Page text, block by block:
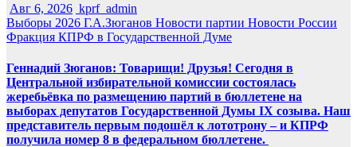
Авг 6, 2026 kprf_admin
Выборы 2026 Г.А.Зюганов Новости партии Новости России
Фракция КПРФ в Государственной Думе
Геннадий Зюганов: Товарищи! Друзья! Сегодня в
Центральной избирательной комиссии состоялась
жеребьёвка по размещению партий в бюллетене на
выборах депутатов Государственной Думы IX созыва. Наш
представитель первым подошёл к лототрону – и КПРФ
получила номер 8 в федеральном бюллетене.